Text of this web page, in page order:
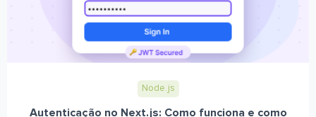
Node.js
Autenticação no Next.js: Como funciona e como